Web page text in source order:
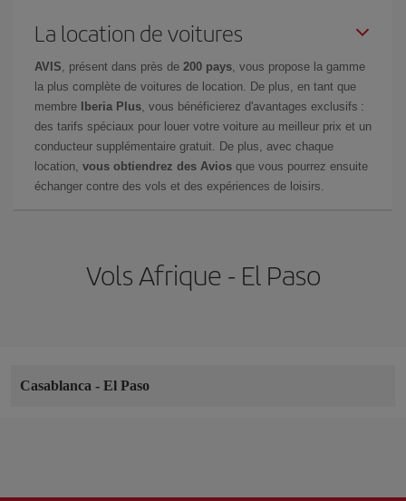
La location de voitures
AVIS , présent dans près de 200 pays , vous propose la gamme
la plus complète de voitures de location. De plus, en tant que
membre
Iberia Plus , vous bénéficierez d'avantages exclusifs :
des tarifs spéciaux pour louer votre voiture au meilleur prix et un
conducteur supplémentaire gratuit. De plus, avec chaque
location, vous obtiendrez des Avios que vous pourrez ensuite
échanger contre des vols et des expériences de loisirs.
Vols Afrique - El Paso
Casablanca - El Paso